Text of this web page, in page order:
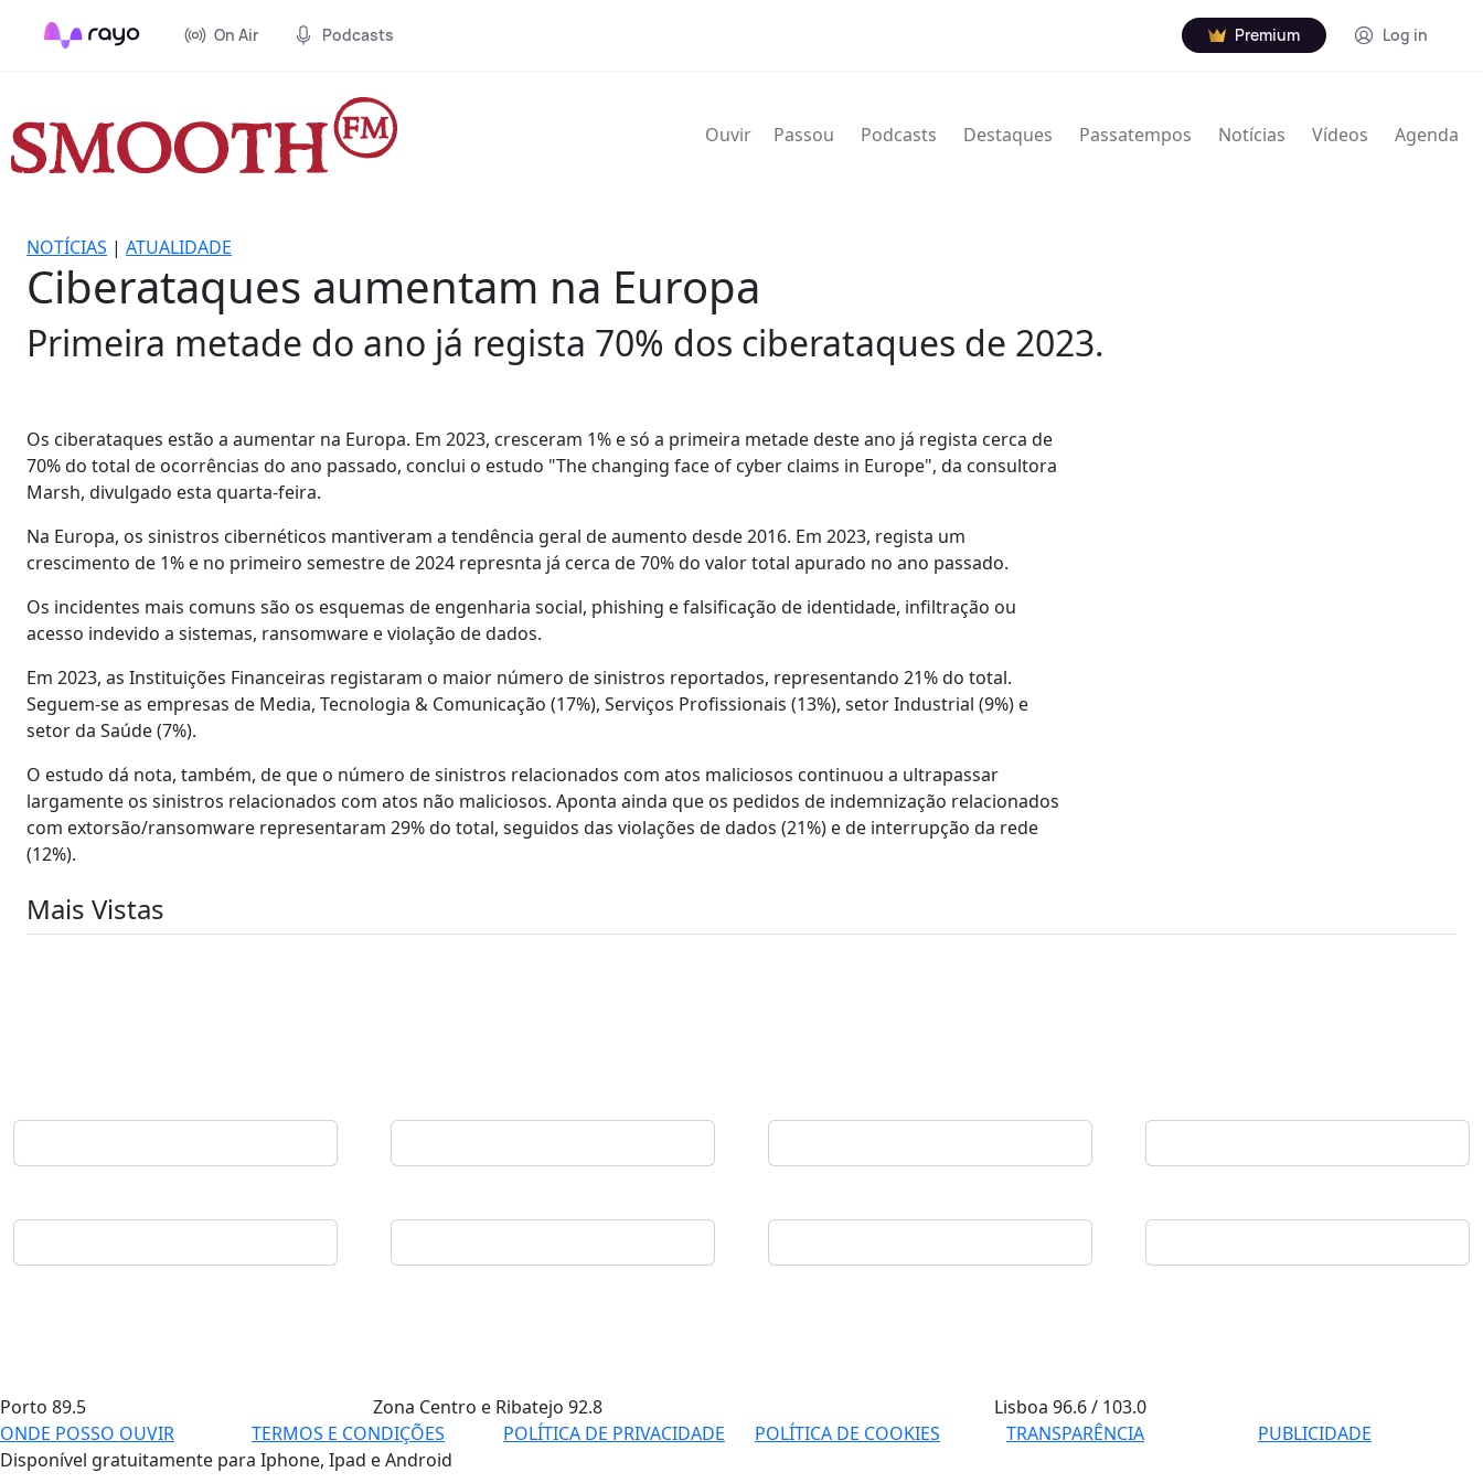
On Air Podcasts Premium Log in
Ouvir Passou Podcasts Destaques Passatempos Notícias Vídeos Agenda
NOTÍCIAS | ATUALIDADE
Ciberataques aumentam na Europa
Primeira metade do ano já regista 70% dos ciberataques de 2023.
Os ciberataques estão a aumentar na Europa. Em 2023, cresceram 1% e só a primeira metade deste ano já regista cerca de
70% do total de ocorrências do ano passado, conclui o estudo "The changing face of cyber claims in Europe", da consultora
Marsh, divulgado esta quarta-feira.
Na Europa, os sinistros cibernéticos mantiveram a tendência geral de aumento desde 2016. Em 2023, regista um
crescimento de 1% e no primeiro semestre de 2024 represnta já cerca de 70% do valor total apurado no ano passado.
Os incidentes mais comuns são os esquemas de engenharia social, phishing e falsificação de identidade, infiltração ou
acesso indevido a sistemas, ransomware e violação de dados.
Em 2023, as Instituições Financeiras registaram o maior número de sinistros reportados, representando 21% do total.
Seguem-se as empresas de Media, Tecnologia & Comunicação (17%), Serviços Profissionais (13%), setor Industrial (9%) e
setor da Saúde (7%).
O estudo dá nota, também, de que o número de sinistros relacionados com atos maliciosos continuou a ultrapassar
largamente os sinistros relacionados com atos não maliciosos. Aponta ainda que os pedidos de indemnização relacionados
com extorsão/ransomware representaram 29% do total, seguidos das violações de dados (21%) e de interrupção da rede
(12%).
Mais Vistas
Porto 89.5 Zona Centro e Ribatejo 92.8 Lisboa96.6 / 103.0
ONDE POSSO OUVIR
TERMOS E CONDIÇÕES POLÍTICA DE PRIVACIDADE POLÍTICA DE COOKIES TRANSPARÊNCIA
PUBLICIDADE
Disponível gratuitamente para Iphone, Ipad e Android